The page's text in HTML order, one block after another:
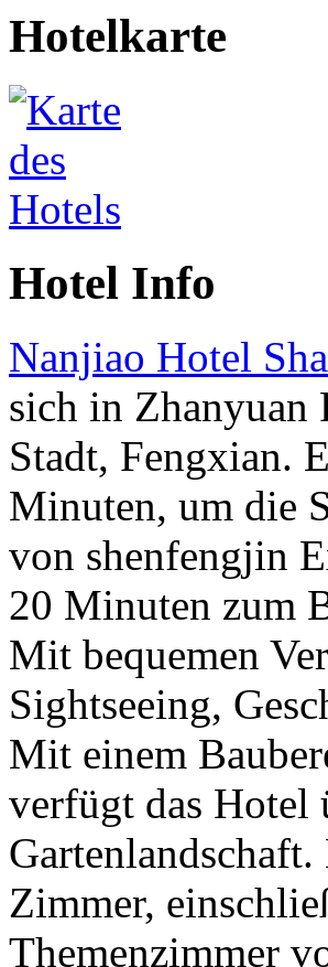
Hotelkarte
Hotel Info
Nanjiao Hotel
sich in Zhanyuan
Stadt, Fengxian.
Minuten, um die
von shenfengjin
20 Minuten zum
Mit bequemen
Sightseeing,
Mit einem
verfügt das Hotel
Zimmer,
Themenzimmer